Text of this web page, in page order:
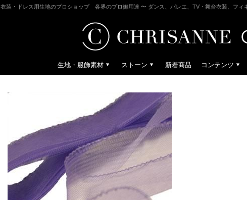
衣装・ドレス用生地のプロショップ 各界のプロ御用達 〜 ダンス、バレエ、TV・舞台衣装、フ
生地・服飾素材 ストーン 新着商品 コンテンツ